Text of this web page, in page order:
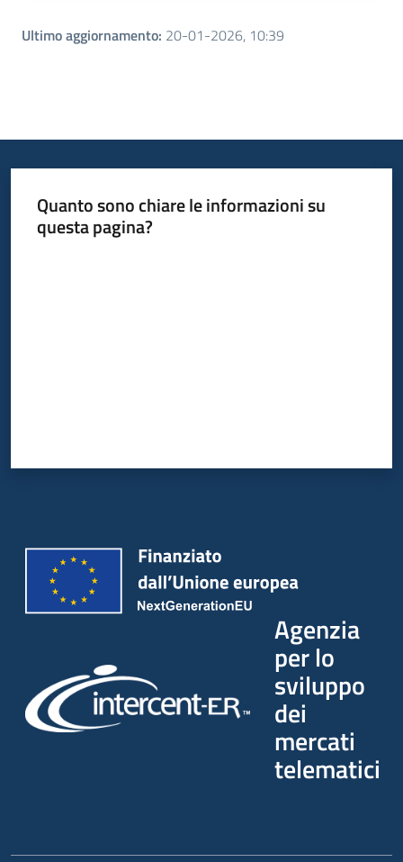
Ultimo aggiornamento: 20-01-2026, 10:39
Quanto sono chiare le informazioni su
questa pagina?
Agenzia
per lo
sviluppo
dei
mercati
telematici